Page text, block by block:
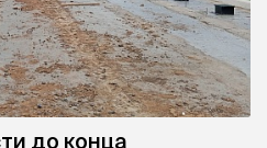
до конца